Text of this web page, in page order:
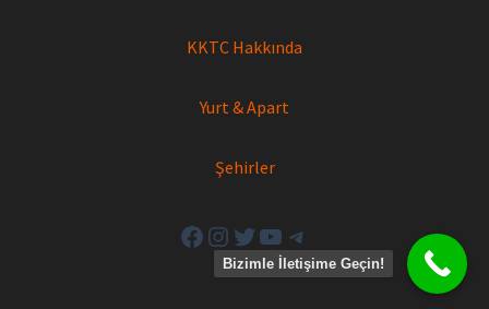
KKTC Hakkında
Yurt & Apart
Şehirler
Facebook
Instagram
Twitter
YouTube
Telegram
Bizimle İletişime Geçin!